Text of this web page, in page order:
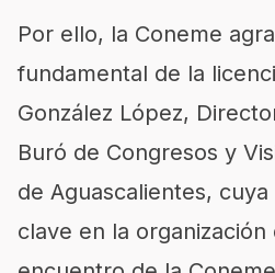
Por ello, la Coneme
fundamental de la
González López,
Buró de Congresos y
de Aguascalientes,
clave en la